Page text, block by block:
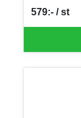
579:- / st
SEK per ST